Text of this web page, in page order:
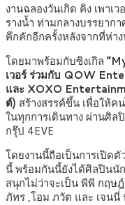
งานฉลองวันเกิด คิง เพาเ
รางน้ำ ท่ามกลางบรรยาก
คึกคักอีกครั้งหลังจากที่ห่า
โดยมาพร้อมกับซิงเกิล
เวอร์ ร่วมกับ QOW
และ XOXO
ต์) สร้างสรรค์ขึ้น เพื่อให้
ในทุกการเดินทาง ผ่านศิล
กรุ๊ป 4EVE
โดยงานนี้ถือเป็นการเปิดตั
นี้ พร้อมกันนี้ยังได้ศิลปินนั
สนุกไม่ว่าจะเป็น พีพี กฤษ
ภัทร ,โอม ภวัต และ เจนนี่